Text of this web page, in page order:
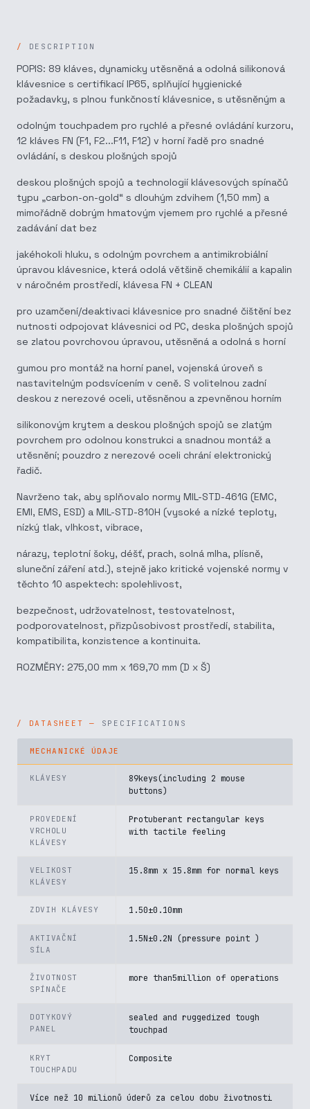
DESCRIPTION
POPIS: 89 kláves, dynamicky utěsněná a odolná silikonová
klávesnice s certifikací IP65, splňující hygienické
požadavky, s plnou funkčností klávesnice, s utěsněným a
odolným touchpadem pro rychlé a přesné ovládání kurzoru,
12 kláves FN (F1, F2...F11, F12) v horní řadě pro snadné
ovládání, s deskou plošných spojů
deskou plošných spojů a technologií klávesových spínačů
typu „carbon-on-gold“ s dlouhým zdvihem (1,50 mm) a
mimořádně dobrým hmatovým vjemem pro rychlé a přesné
zadávání dat bez
jakéhokoli hluku, s odolným povrchem a antimikrobiální
úpravou klávesnice, která odolá většině chemikálií a kapalin
v náročném prostředí, klávesa FN + CLEAN
pro uzamčení/deaktivaci klávesnice pro snadné čištění bez
nutnosti odpojovat klávesnici od PC, deska plošných spojů
se zlatou povrchovou úpravou, utěsněná a odolná s horní
gumou pro montáž na horní panel, vojenská úroveň s
nastavitelným podsvícením v ceně. S volitelnou zadní
deskou z nerezové oceli, utěsněnou a zpevněnou horním
silikonovým krytem a deskou plošných spojů se zlatým
povrchem pro odolnou konstrukci a snadnou montáž a
utěsnění; pouzdro z nerezové oceli chrání elektronický
řadič.
Navrženo tak, aby splňovalo normy MIL-STD-461G (EMC,
EMI, EMS, ESD) a MIL-STD-810H (vysoké a nízké teploty,
nízký tlak, vlhkost, vibrace,
nárazy, teplotní šoky, déšť, prach, solná mlha, plísně,
sluneční záření atd.), stejně jako kritické vojenské normy v
těchto 10 aspektech: spolehlivost,
bezpečnost, udržovatelnost, testovatelnost,
podporovatelnost, přizpůsobivost prostředí, stabilita,
kompatibilita, konzistence a kontinuita.
ROZMĚRY: 275,00 mm x 169,70 mm (D x Š)
SPECIFICATIONS
MECHANICKÉ ÚDAJE
KLÁVESY
89keys(including 2 mouse
buttons)
PROVEDENÍ
VRCHOLU
KLÁVESY
Protuberant rectangular keys
with tactile feeling
VELIKOST
KLÁVESY
15.8mm x 15.8mm for normal keys
ZDVIH KLÁVESY 1.50±0.10mm
AKTIVAČNÍ
SÍLA
1.5N±0.2N (pressure point )
ŽIVOTNOST
SPÍNAČE
more than5million of operations
DOTYKOVÝ
PANEL
sealed and ruggedized tough
touchpad
KRYT
TOUCHPADU
Composite
Více než 10 milionů úderů za celou dobu životnosti